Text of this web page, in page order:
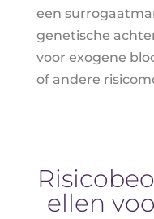
een
genetische
voor exogene
of andere
ellen